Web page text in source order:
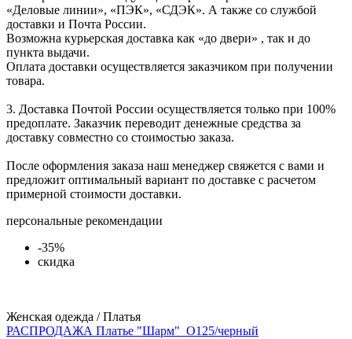
«Деловые линии», «ПЭК», «СДЭК». А также со службой
доставки и Почта России.
Возможна курьерская доставка как «до двери» , так и до
пункта выдачи.
Оплата доставки осуществляется заказчиком при получении
товара.
3. Доставка Почтой России осуществляется только при 100%
предоплате. Заказчик переводит денежные средства за
доставку совместно со стоимостью заказа.
После оформления заказа наш менеджер свяжется с вами и
предложит оптимальный вариант по доставке с расчетом
примерной стоимости доставки.
персональные рекомендации
-35%
скидка
Женская одежда / Платья
РАСПРОДАЖА Платье "Шарм"_О125/черный